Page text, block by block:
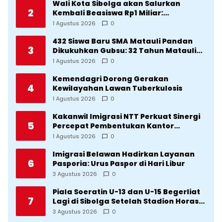
2
Wali Kota Sibolga akan Salurkan
Kembali Beasiswa Rp1 Miliar:
Diproritaskan Mahasiswa Korban
1 Agustus 2026 0
3
432 Siswa Baru SMA Matauli Pandan
Dikukuhkan Gubsu: 32 Tahun Matauli
Cetak SDM Unggul
1 Agustus 2026 0
4
Kemendagri Dorong Gerakan
Kewilayahan Lawan Tuberkulosis
1 Agustus 2026 0
5
Kakanwil Imigrasi NTT Perkuat Sinergi
Percepat Pembentukan Kantor
Imigrasi Sumba Timur
1 Agustus 2026 0
6
Imigrasi Belawan Hadirkan Layanan
Pasporia: Urus Paspor di Hari Libur
3 Agustus 2026 0
7
Piala Soeratin U-13 dan U-15 Begerliat
Lagi di Sibolga Setelah Stadion Horas
Direvitalisasi Wali Kota
3 Agustus 2026 0